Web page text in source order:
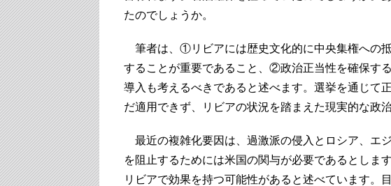
たのでしょうか。
筆者は、①リビアには歴史文化的に中央集権への
することが重要であること、②政治正当性を確保す
導入も考えるべきであると述べます。選挙を通じて
だ適用できず、リビアの状況を踏まえた現実的な政
最近の複雑化要因は、過激派の侵入とロシア、エ
を阻止するためには米国の関与が必要であるとしま
リビアで効果を持つ可能性があると述べています。